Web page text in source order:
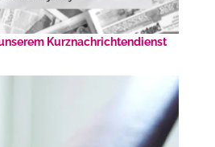
Kurznachrichtendienst